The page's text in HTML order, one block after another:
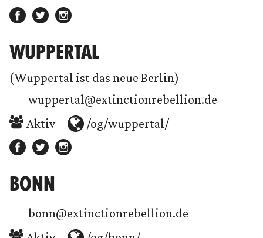
WUPPERTAL
(Wuppertal ist das neue Berlin)
wuppertal@extinctionrebellion.de
Aktiv
/og/wuppertal/
BONN
bonn@extinctionrebellion.de